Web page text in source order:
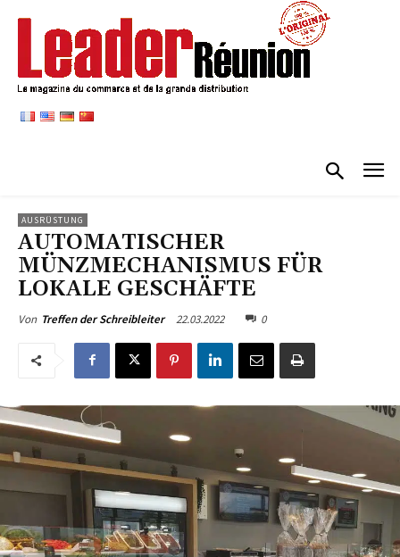
AUSRÜSTUNG
AUTOMATISCHER
MÜNZMECHANISMUS FÜR
LOKALE GESCHÄFTE
Von Treffen der Schreibleiter 22.03.2022 0